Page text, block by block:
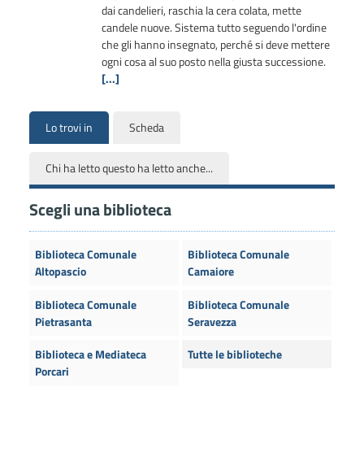
dai candelieri, raschia la cera colata, mette
candele nuove. Sistema tutto seguendo l'ordine
che gli hanno insegnato, perché si deve mettere
ogni cosa al suo posto nella giusta successione.
[...]
Lo trovi in Scheda
Chi ha letto questo ha letto anche...
Scegli una biblioteca
Biblioteca Comunale
Altopascio
Biblioteca Comunale
Camaiore
Biblioteca Comunale
Pietrasanta
Biblioteca Comunale
Seravezza
Biblioteca e Mediateca
Porcari
Tutte le biblioteche